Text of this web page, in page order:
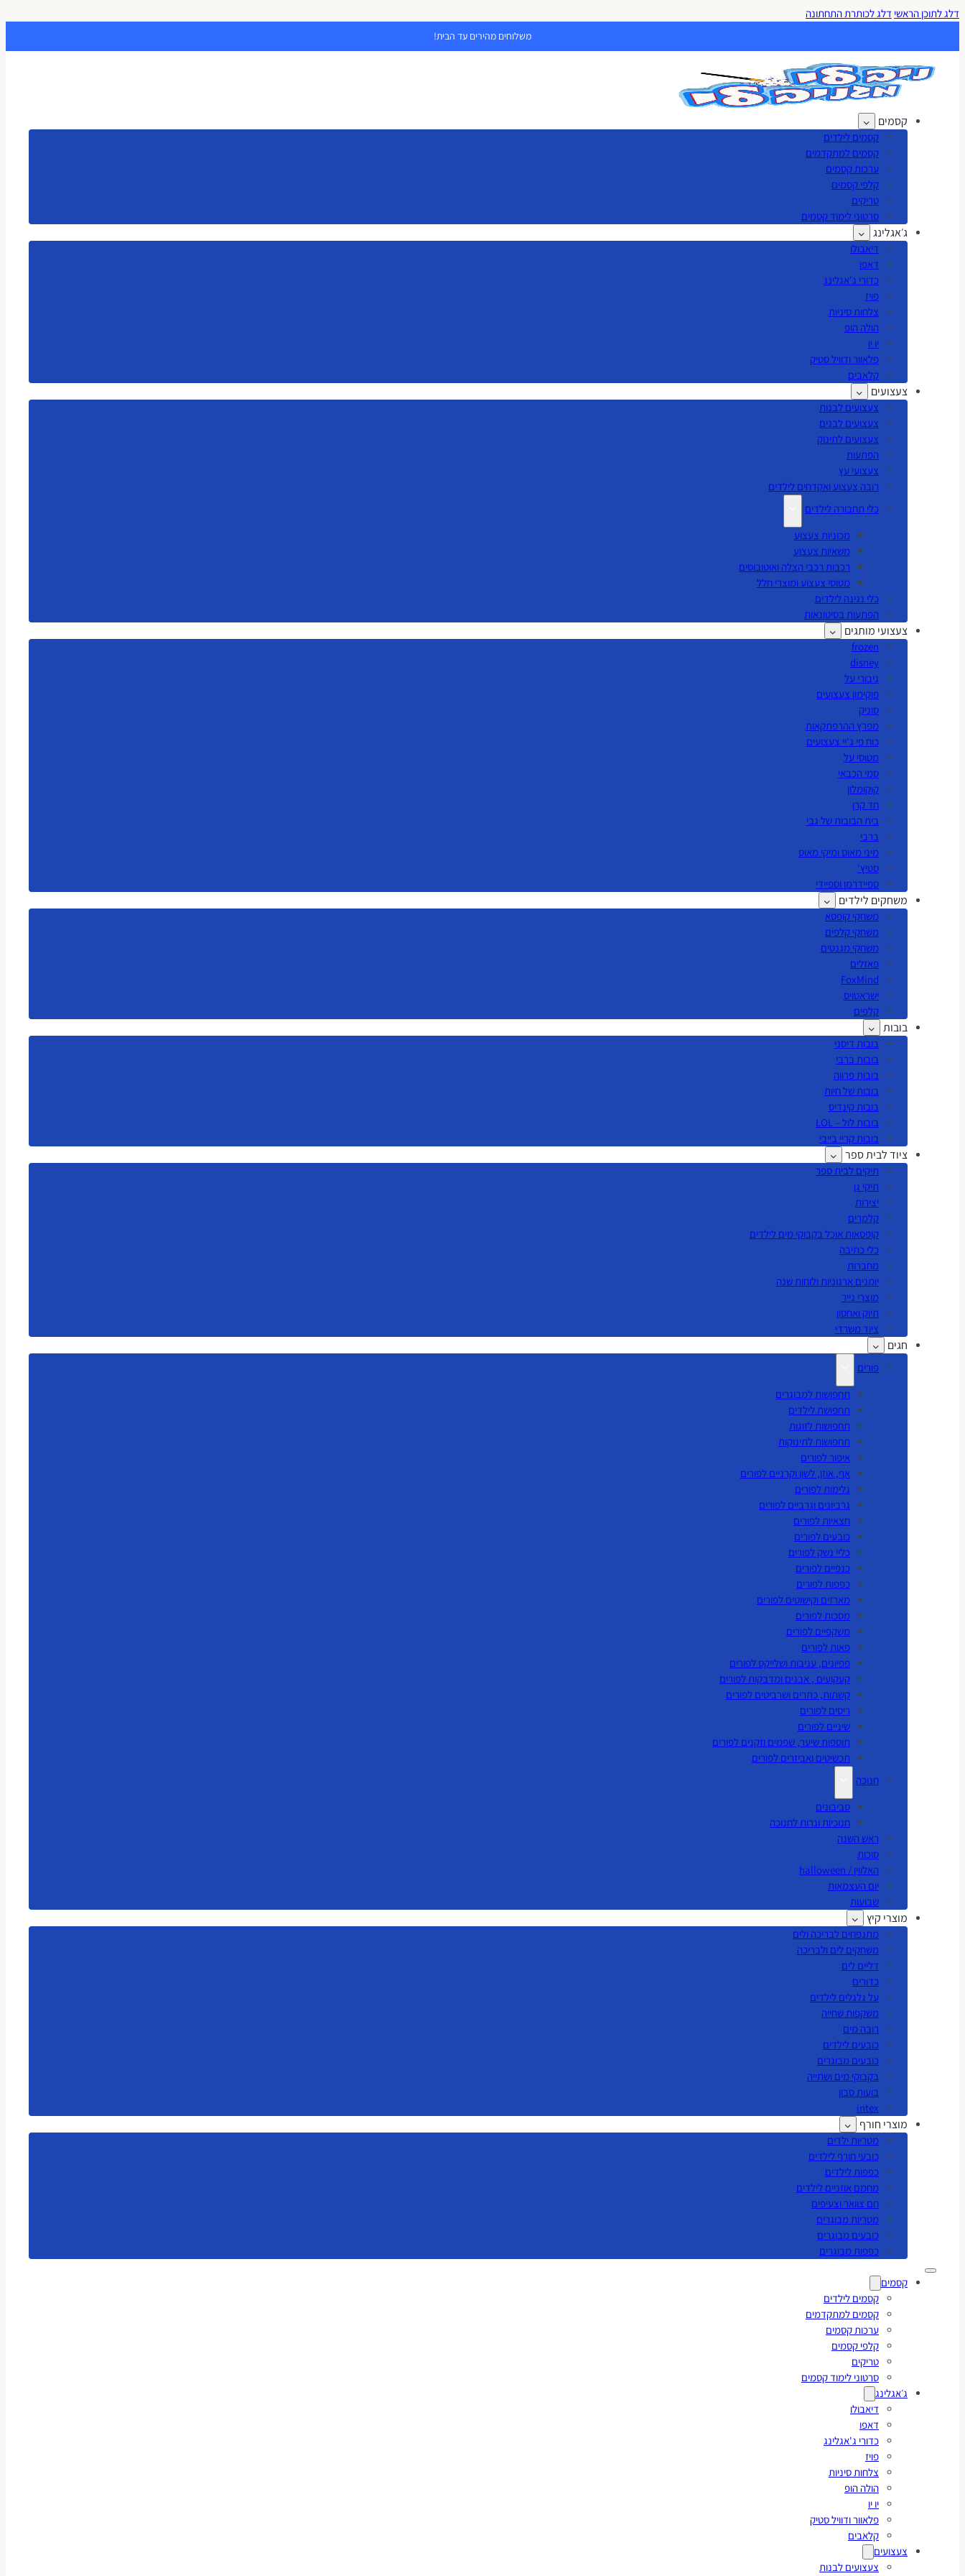
דלג לתוכן הראשי דלג לכותרת התחתונה
משלוחים מהירים עד הבית!
קסמים
קסמים לילדים
קסמים למתקדמים
ערכות קסמים
קלפי קסמים
טריקים
סרטוני לימוד קסמים
ג׳אגלינג
דיאבולו
דאפו
כדורי ג'אגלינג
פויז
צלחות סיניות
הולה הופ
יו יו
פלאוור ודוויל סטיק
קלאבים
צעצועים
צעצועים לבנות
צעצועים לבנים
צעצועים לתינוק
הפתעות
צעצועי עץ
רובה צעצוע ואקדחים לילדים
כלי תחבורה לילדים
מכוניות צעצוע
משאיות צעצוע
רכבות רכבי הצלה ואוטובוסים
מטוסי צעצוע ומוצרי חלל
כלי נגינה לילדים
הפתעות בסיטונאות
צעצועי מותגים
frozen
disney
גיבורי על
פוקימון צעצועים
סוניק
מפרץ ההרפתקאות
כוח פי ג'יי צעצועים
מטוסי על
סמי הכבאי
קוקומלון
חד קרן
בית הבובות של גבי
ברבי
מיני מאוס ומיקי מאוס
סטיץ'
ספיידרמן וספיידי
משחקים לילדים
משחקי קופסא
משחקי קלפים
משחקי מגנטים
פאזלים
FoxMind
ישראטויס
קלפים
בובות
בובות דיסני
בובות ברבי
בובות פרווה
בובות של חיות
בובות קינדיס
בובות לול – LOL
בובות קריי בייבי
ציוד לבית ספר
תיקים לבית ספר
תיקי גן
יצירות
קלמרים
קופסאות אוכל בקבוקי מים לילדים
כלי כתיבה
מחברות
יומנים ארגוניות ולוחות שנה
מוצרי נייר
תיוק ואחסון
ציוד משרדי
חגים
פורים
תחפושות למבוגרים
תחפושת לילדים
תחפושות לזוגות
תחפושות לתינוקות
איפור לפורים
אף, אוזן, לשון וקרניים לפורים
גלימות לפורים
גרביונים וגרביים לפורים
חצאיות לפורים
כובעים לפורים
כליי נשק לפורים
כנפיים לפורים
כפפות לפורים
מארזים וקישוטים לפורים
מסכות לפורים
משקפיים לפורים
פאות לפורים
פפיונים, עניבות ושלייקס לפורים
קעקועים , אבנים ומדבקות לפורים
קשתות, כתרים ושרביטים לפורים
ריסים לפורים
שיניים לפורים
תוספות שיער, שפמים וזקנים לפורים
תכשיטים ואביזרים לפורים
חנוכה
סביבונים
חנוכיות ונרות לחנוכה
ראש השנה
סוכות
האלווין / halloween
יום העצמאות
שבועות
מוצרי קיץ
מתנפחים לבריכה ולים
משחקים לים ולבריכה
דליים לים
כדורים
על גלגלים לילדים
משקפות שחייה
רובה מים
כובעים לילדים
כובעים מבוגרים
בקבוקי מים ושתייה
בועות סבון
intex
מוצרי חורף
מטריות ילדים
כובעי חורף לילדים
כפפות לילדים
מחמם אוזניים לילדים
חם צוואר וצעיפים
מטריות מבוגרים
כובעים מבוגרים
כפפות מבוגרים
קסמים
קסמים לילדים
קסמים למתקדמים
ערכות קסמים
קלפי קסמים
טריקים
סרטוני לימוד קסמים
ג׳אגלינג
דיאבולו
דאפו
כדורי ג'אגלינג
פויז
צלחות סיניות
הולה הופ
יו יו
פלאוור ודוויל סטיק
קלאבים
צעצועים
צעצועים לבנות